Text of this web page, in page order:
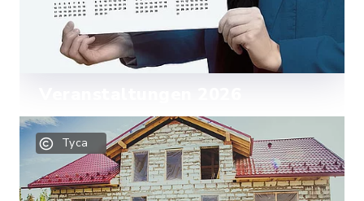
Hier finden Sie alle Veranstaltungen
2026 der Gemeinde Epenwöhrden zum
Herunterladen.
Mehr lesen
Tyca